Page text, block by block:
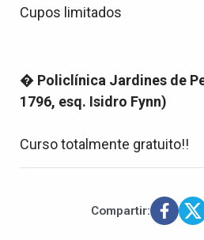
Cupos limitados
� Policlínica Jardines de
1796, esq. Isidro Fynn)
Curso totalmente gratuito!!
Compartir: